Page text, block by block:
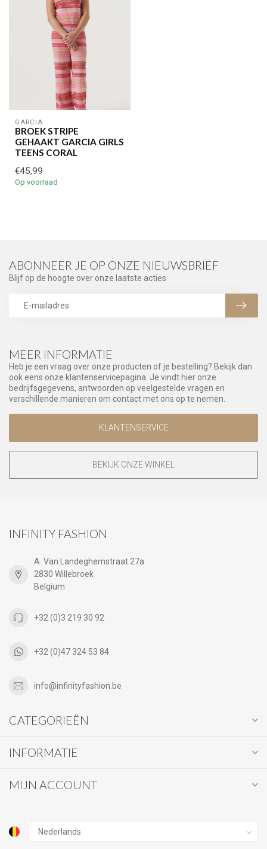
GARCIA
BROEK STRIPE
GEHAAKT GARCIA GIRLS
TEENS CORAL
€45,99
Op voorraad
MEER INFORMATIE
Heb je een vraag over onze producten of je bestelling? Bekijk dan
ook eens onze klantenservicepagina. Je vindt hier onze
bedrijfsgegevens, antwoorden op veelgestelde vragen en
verschillende manieren om contact met ons op te nemen.
KLANTENSERVICE
BEKIJK ONZE WINKEL
ABONNEER JE OP ONZE NIEUWSBRIEF
Blijf op de hoogte over onze laatste acties
INFINITY FASHION
A. Van Landeghemstraat 27a
2830 Willebroek
Belgium
+32 (0)3 219 30 92
+32 (0)47 324 53 84
info@infinityfashion.be
CATEGORIEËN
INFORMATIE
MIJN ACCOUNT